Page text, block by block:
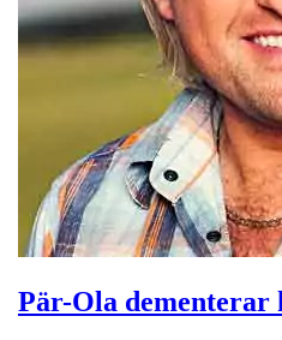
Pär-Ola dementerar